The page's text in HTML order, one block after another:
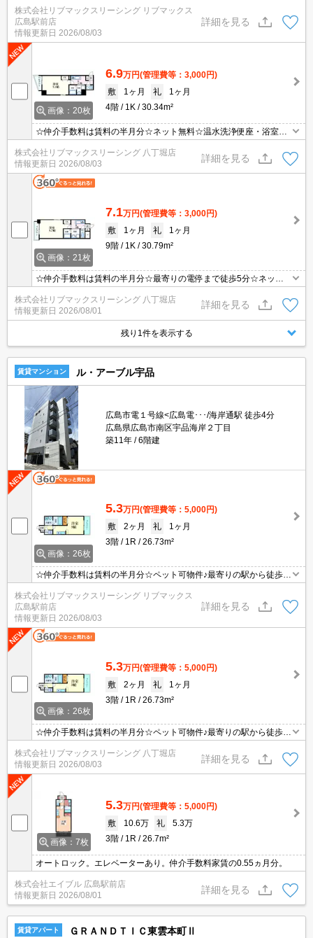
タ付きオートロックで防犯面安心☆都市ガスで経済的☆
株式会社リブマックスリーシング リブマックス
広島駅前店
情報更新日 2026/08/03
詳細を見る
画像：20枚
6.9万円(管理費等：3,000円)
敷
1ヶ月 礼
1ヶ月
4階
1K 30.34m²
☆仲介手数料は賃料の半月分☆ネット無料☆温水洗浄便座・浴室乾
燥機・システムキッチン等室内設備充実☆宅配ボックス完備☆モニ
タ付きオートロックで防犯面安心☆都市ガスで経済的☆
株式会社リブマックスリーシング 八丁堀店
情報更新日 2026/08/03
詳細を見る
画像：21枚
7.1万円(管理費等：3,000円)
敷
1ヶ月 礼
1ヶ月
9階
1K 30.79m²
☆仲介手数料は賃料の半月分☆最寄りの電停まで徒歩5分☆ネット
無料☆不在時にうれしい宅配ボックス☆都市ガスで光熱費節約☆浴
室乾燥機や温水洗浄便座など人気の室内設備あり☆3口コンロのシ
ステムキッチン☆モニタ付オートロックでセキュリティーは安心☆
彡
株式会社リブマックスリーシング 八丁堀店
情報更新日 2026/08/01
詳細を見る
残り1件を表示する
賃貸マンション ル・アーブル宇品
広島市電１号線<広島電･･･/海岸通駅 徒歩4分
広島県広島市南区宇品海岸２丁目
築11年
6階建
画像：26枚
5.3万円(管理費等：5,000円)
敷
2ヶ月 礼
1ヶ月
3階
1R 26.73m²
☆仲介手数料は賃料の半月分☆ペット可物件♪最寄りの駅から徒歩4
分♪オートロック完備でセキュリティーは安心♪不在時にも安心の宅
配BOXあり☆近くにスーパーやコンビニがありますのでお買い物ら
くらく♪
株式会社リブマックスリーシング リブマックス
広島駅前店
情報更新日 2026/08/03
詳細を見る
画像：26枚
5.3万円(管理費等：5,000円)
敷
2ヶ月 礼
1ヶ月
3階
1R 26.73m²
☆仲介手数料は賃料の半月分☆ペット可物件♪最寄りの駅から徒歩4
配BOXあり☆近くにスーパーやコンビニがありますのでお買い物ら
くらく♪
株式会社リブマックスリーシング 八丁堀店
情報更新日 2026/08/03
詳細を見る
画像：7枚
5.3万円(管理費等：5,000円)
敷
10.6万 礼
5.3万
3階
1R 26.7m²
オートロック。エレベーターあり。仲介手数料家賃の0.55ヵ月分。
株式会社エイブル 広島駅前店
情報更新日 2026/08/01
詳細を見る
賃貸アパート ＧＲＡＮＤＴＩＣ東雲本町Ⅱ